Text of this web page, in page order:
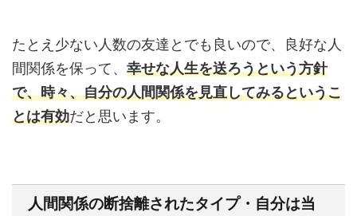
たとえ少ない人数の友達とでも良いので、良好な人
間関係を保って、 幸せな人生を送ろうという方針
で、時々、自分の人間関係を見直してみるというこ
とは有効だと思います。
人間関係の断捨離されたタイプ・自分は当